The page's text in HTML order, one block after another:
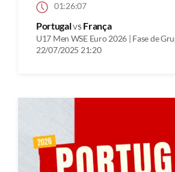
01:26:07
Portugalvs França
U17 Men WSE Euro 2026 | Fase de
22/07/2025 21:20